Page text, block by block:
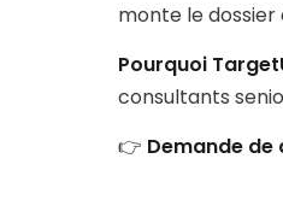
monte le
Pourquoi
consultants
👉 Demande de